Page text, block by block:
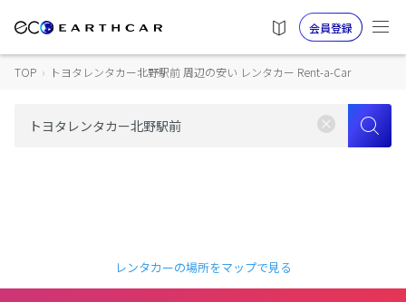
会員登録
TOP › トヨタレンタカー北野駅前 周辺の安い レンタカー Rent-a-Car
レンタカーの場所をマップで見る